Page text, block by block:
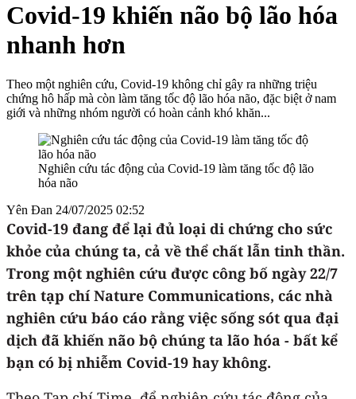
Covid-19 khiến não bộ lão hóa
nhanh hơn
Theo một nghiên cứu, Covid-19 không chỉ gây ra những triệu
chứng hô hấp mà còn làm tăng tốc độ lão hóa não, đặc biệt ở nam
giới và những nhóm người có hoàn cảnh khó khăn...
Nghiên cứu tác động của Covid-19 làm tăng tốc độ lão
hóa não
Yên Đan 24/07/2025 02:52
Covid-19 đang để lại đủ loại di chứng cho sức
khỏe của chúng ta, cả về thể chất lẫn tinh thần.
Trong một nghiên cứu được công bố ngày 22/7
trên tạp chí Nature Communications, các nhà
nghiên cứu báo cáo rằng việc sống sót qua đại
dịch đã khiến não bộ chúng ta lão hóa - bất kể
bạn có bị nhiễm Covid-19 hay không.